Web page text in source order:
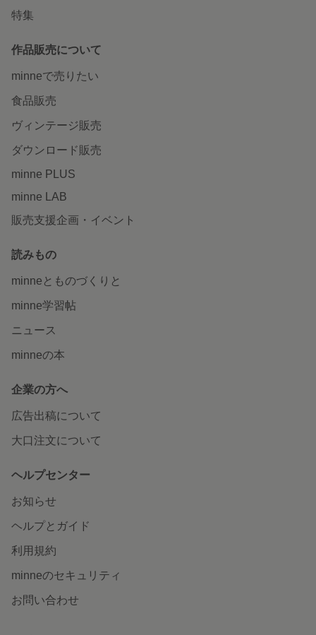
特集
作品販売について
minneで売りたい
食品販売
ヴィンテージ販売
ダウンロード販売
minne PLUS
minne LAB
販売支援企画・イベント
読みもの
minneとものづくりと
minne学習帖
ニュース
minneの本
企業の方へ
広告出稿について
大口注文について
ヘルプセンター
お知らせ
ヘルプとガイド
利用規約
minneのセキュリティ
お問い合わせ